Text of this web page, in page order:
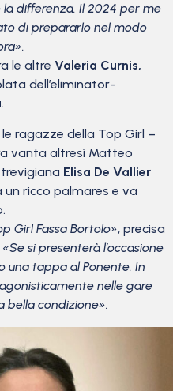
differenza. Il 2024 per me
di prepararlo nel modo
le altre Valeria Curnis,
dell’eliminator-
.
ragazze della Top Girl –
vanta altresì Matteo
Elisa De Vallier
ricco palmares e va
Girl Fassa Bortolo», precisa
«Se si presenterà l’occasione
una tappa al Ponente. In
nelle gare
bella condizione».